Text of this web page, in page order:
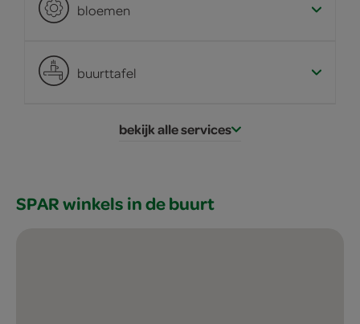
bloemen
buurttafel
bekijk alle services
SPAR winkels in de buurt